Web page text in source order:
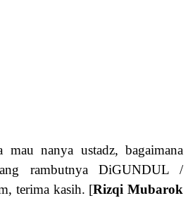
mau nanya ustadz, bagaimana
rambutnya DiGUNDUL /
terima kasih. [Rizqi Mubarok